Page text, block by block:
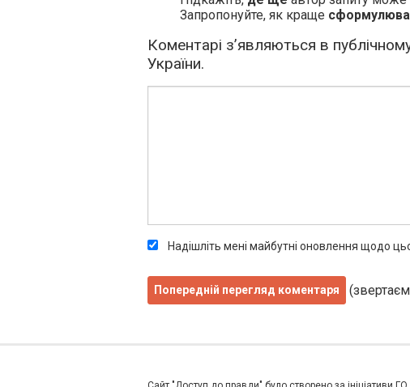
Запропонуйте, як краще
Коментарі з’являються в
України.
Надішліть мені майбутні оновлення щодо